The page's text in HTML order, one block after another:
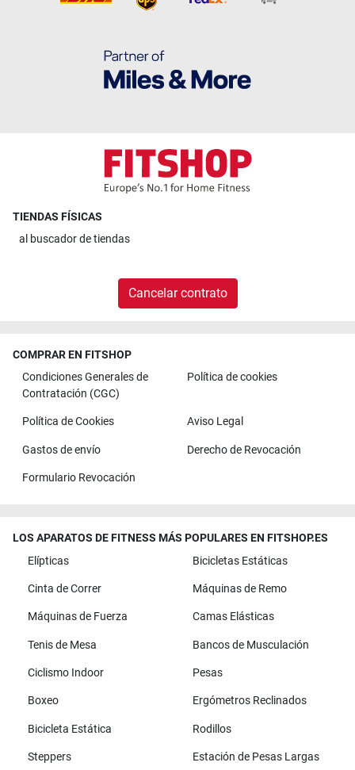
TIENDAS FÍSICAS
al buscador de tiendas
Cancelar contrato
COMPRAR EN FITSHOP
Condiciones Generales de
Contratación (CGC)
Política de cookies
Política de Cookies Aviso Legal
Gastos de envío Derecho de Revocación
Formulario Revocación
LOS APARATOS DE FITNESS MÁS POPULARES EN FITSHOP.ES
Elípticas
Bicicletas Estáticas
Cinta de Correr Máquinas de Remo
Máquinas de Fuerza Camas Elásticas
Tenis de Mesa Bancos de Musculación
Ciclismo Indoor Pesas
Boxeo Ergómetros Reclinados
Bicicleta Estática Rodillos
Steppers Estación de Pesas Largas